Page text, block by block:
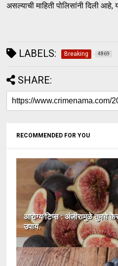
असल्याची माहिती पोलिसांनी दिली
LABELS: Breaking 4869
SHARE:
RECOMMENDED FOR YOU
आरोग्य टिप्स : अंजीरामुळे तुमचे
उपाय.